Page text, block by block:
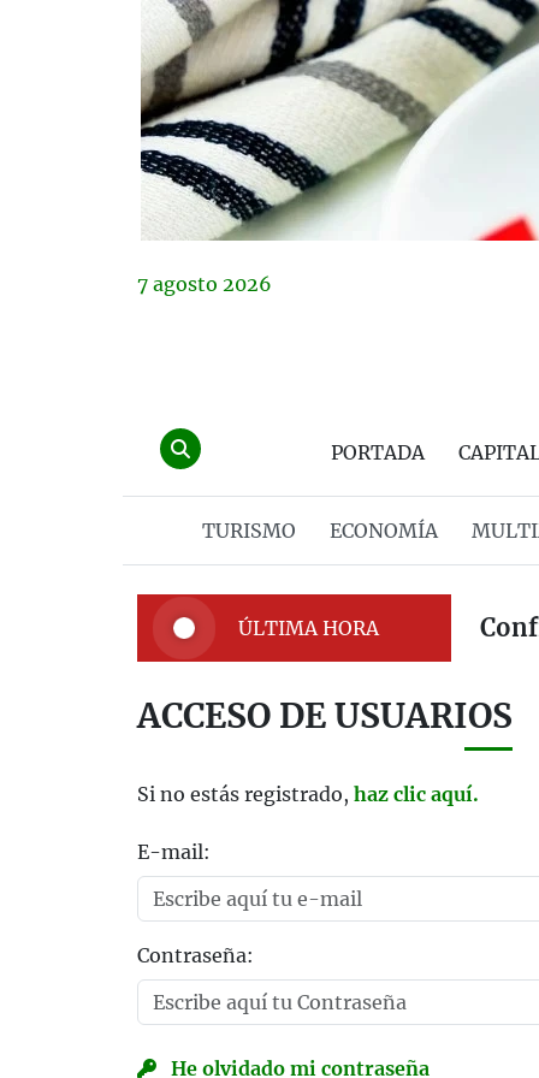
7 agosto 2026
PORTADA
TURISMO ECONOMÍA
ÚLTIMA HORA
ACCESO DE USUARIOS
Si no estás registrado, haz clic aquí.
E-mail:
Contraseña:
He olvidado mi contraseña